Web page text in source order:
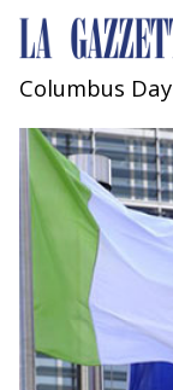
MOBILITÀ
INDUSTRIA
RICERCA
ECONOMIA
Columbus Day